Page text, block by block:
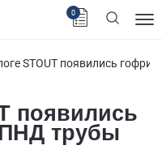
0
STOUT появились
появились
трубы